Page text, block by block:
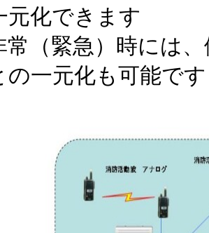
元化できます
（緊急）時には
の一元化も可能です